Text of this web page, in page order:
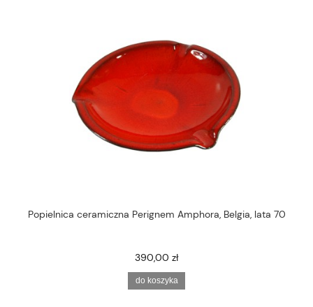
Popielnica ceramiczna Perignem Amphora, Belgia, lata 70
390,00 zł
do koszyka